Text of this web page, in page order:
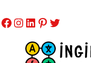
atla
Facebook
Instagram
LinkedIn
Pinterest
Twitter